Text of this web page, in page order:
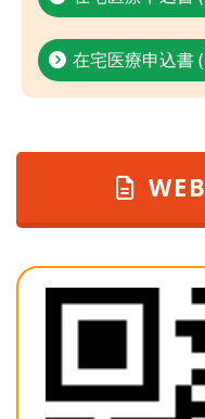
在宅医療申込書